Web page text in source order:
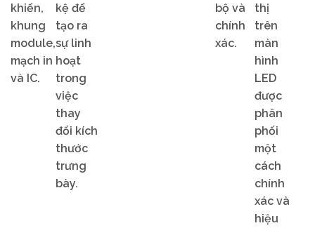
khiển,
khung
module,
mạch in
và IC.
kệ để
tạo ra
sự linh
hoạt
trong
việc
thay
đổi kích
thước
trưng
bày.
bộ và
chính
xác.
thị
trên
màn
hình
LED
được
phân
phối
một
cách
chính
xác và
hiệu